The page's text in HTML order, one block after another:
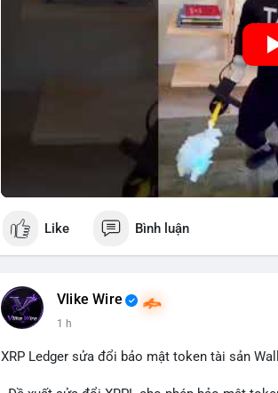
Like Bình luận
Vlike Wire
1 h
XRP Ledger sửa đổi bảo mật token tài sản